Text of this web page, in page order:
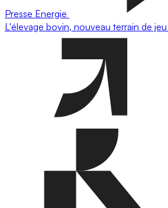
Presse Energie
L'élevage bovin, nouveau terrain de jeu